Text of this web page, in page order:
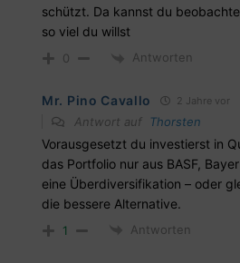
schützt. Da kannst du
so viel du willst
0 Antworten
Mr. Pino Cavallo 2 Jahre vor
Antwort auf Thorsten
Vorausgesetzt du investierst in
das Portfolio nur aus BASF,
eine Überdiversifikation – oder
die bessere Alternative.
1 Antworten